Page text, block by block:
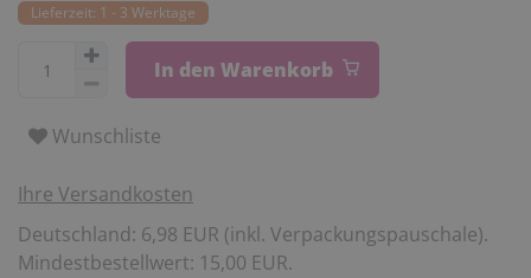
Lieferzeit: 1 - 3 Werktage
In den Warenkorb
Wunschliste
Ihre Versandkosten
Deutschland: 6,98 EUR (inkl. Verpackungspauschale).
Mindestbestellwert: 15,00 EUR.